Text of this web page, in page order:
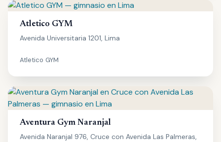
Atletico GYM
Avenida Universitaria 1201, Lima
Atletico GYM
Aventura Gym Naranjal
Avenida Naranjal 976, Cruce con Avenida Las Palmeras,